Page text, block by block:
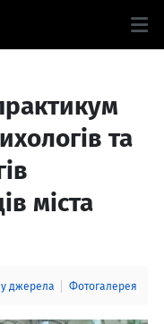
та
міста
джерела Фотогалерея